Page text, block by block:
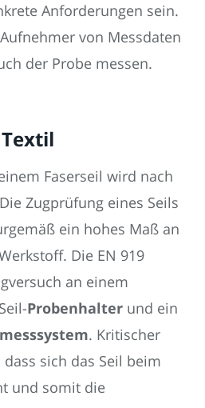
Anforderungen sein.
von Messdaten
der Probe messen.
Faserseil wird nach
Zugprüfung eines Seils
ein hohes Maß an
Die EN 919
an einem
Probenhalter und ein
. Kritischer
sich das Seil beim
und somit die